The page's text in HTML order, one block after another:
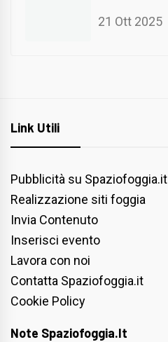
21 Ott 2025
Link Utili
Pubblicità su Spaziofoggia.it
Realizzazione siti foggia
Invia Contenuto
Inserisci evento
Lavora con noi
Contatta Spaziofoggia.it
Cookie Policy
Note Spaziofoggia.it